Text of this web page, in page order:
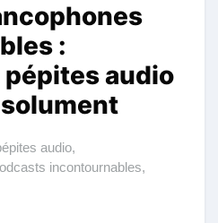
:
audio
audio,
incontournables,